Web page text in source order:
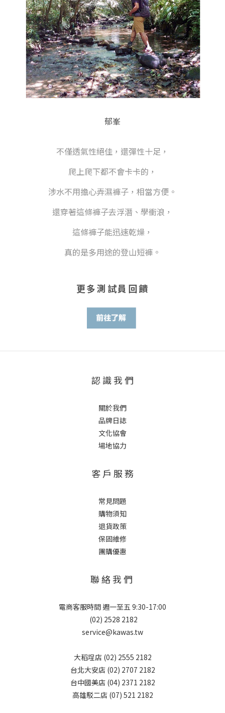
郁峯
不僅透氣性絕佳，還彈性十足，
爬上爬下都不會卡卡的，
涉水不用擔心弄濕褲子，相當方便。
還穿著這條褲子去浮潛、學衝浪，
這條褲子能迅速乾燥，
真的是多用途的登山短褲。
更多測試員回饋
認 識 我 們
關於我們
品牌日誌
文化協會
場地協力
客 戶 服 務
常見問題
購物須知
退貨政策
保固維修
團購優惠
聯 絡 我 們
電商客服時間 週一至五 9:30-17:00
(02) 2528 2182
service@kawas.tw
大稻埕店 (02) 2555 2182
台北大安店 (02) 2707 2182
台中國美店 (04) 2371 2182
高雄駁二店 (07) 521 2182